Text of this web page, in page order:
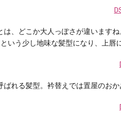
は、どこか大人っぽさが違います
いう少し地味な髪型になり、上唇
ばれる髪型。衿替えでは置屋のお